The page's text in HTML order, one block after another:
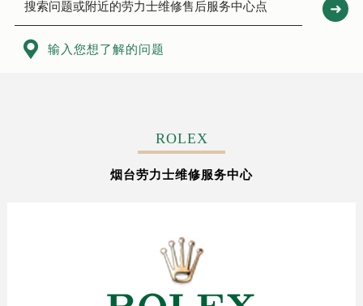
 输入您想了解的问题
ROLEX
烟台劳力士维修服务中心